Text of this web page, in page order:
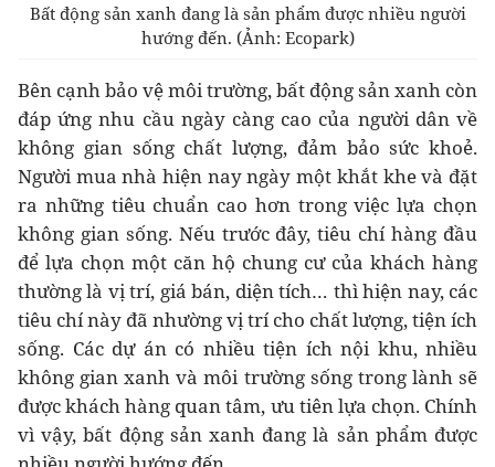
Bất động sản xanh đang là sản phẩm được nhiều người
hướng đến. (Ảnh: Ecopark)
Bên cạnh bảo vệ môi trường, bất động sản xanh còn
đáp ứng nhu cầu ngày càng cao của người dân về
không gian sống chất lượng, đảm bảo sức khoẻ.
Người mua nhà hiện nay ngày một khắt khe và đặt
ra những tiêu chuẩn cao hơn trong việc lựa chọn
không gian sống. Nếu trước đây, tiêu chí hàng đầu
để lựa chọn một căn hộ chung cư của khách hàng
thường là vị trí, giá bán, diện tích… thì hiện nay, các
tiêu chí này đã nhường vị trí cho chất lượng, tiện ích
sống. Các dự án có nhiều tiện ích nội khu, nhiều
không gian xanh và môi trường sống trong lành sẽ
được khách hàng quan tâm, ưu tiên lựa chọn. Chính
vì vậy, bất động sản xanh đang là sản phẩm được